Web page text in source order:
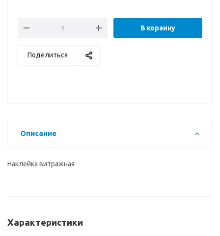
В корзину
Поделиться
Описание
Наклейка витражная
Характеристики